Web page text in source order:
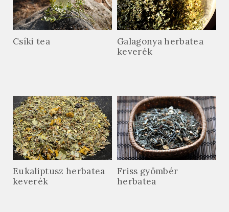
Csíki tea
Galagonya herbatea
keverék
Eukaliptusz herbatea
keverék
Friss gyömbér
herbatea